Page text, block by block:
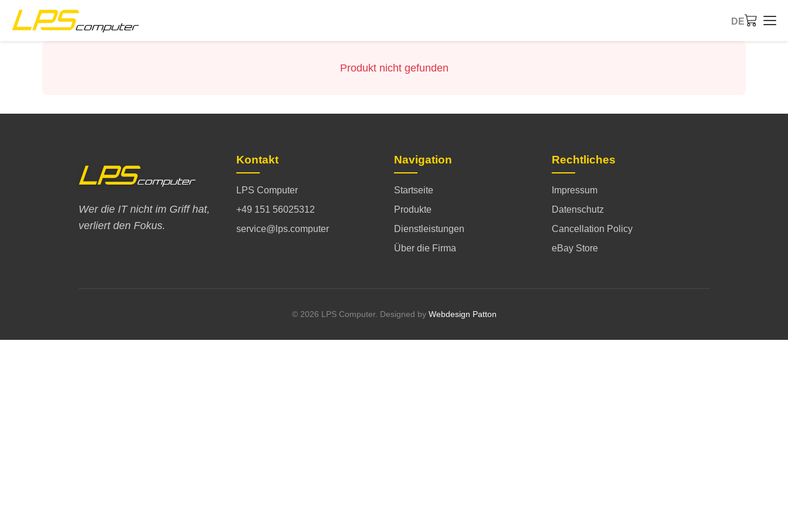
DE
Produkt nicht gefunden
Wer die IT nicht im Griff hat,
verliert den Fokus.
Kontakt
LPS Computer
+49 151 56025312
service@lps.computer
Navigation
Startseite
Produkte
Dienstleistungen
Über die Firma
Rechtliches
Impressum
Datenschutz
Cancellation Policy
eBay Store
© 2026 LPS Computer. Designed by Webdesign Patton